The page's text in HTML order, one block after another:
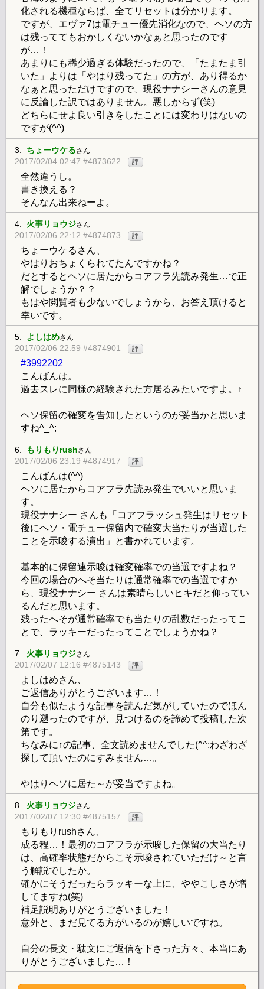
化される機種ならば、全てリセットは分かります。
ですが、エヴァ7は電チュー優先消化なので、ヘソの方
は残っててもおかしくないかなぁと思ったのです
が…！
あまりにも稀少過ぎる体験だったので、「たまたま引
いた」よりは「やはり残ってた」の方が、あり得るか
なぁと思っただけですので、現役ナナシーさんの意見
に反論した訳ではありません。悪しからず(笑)
どちらにせよ良い引きをしたことには変わりはないの
ですが(^^)
3. ちょーウケるさん
2017/02/04 02:47 #4873622 評
全然違うし。
書き換える？
そんなん出来ねーよ。
4. 火事リョウジさん
2017/02/06 22:12 #4874873 評
ちょーウケるさん、
やはりおちょくられてたんですかね？
だとするとヘソに居たからコアフラ先読み発生…で正
解でしょうか？？
もはや閲覧者も少ないでしょうから、お答え頂けると
幸いです。
5. よしはめさん
2017/02/06 22:59 #4874901 評
#3992202
こんばんは。
過去スレに同様の経験された方居るみたいですよ。↑
ヘソ保留の確変を告知したというのが妥当かと思いま
すね^_^;
6. もりもりrushさん
2017/02/06 23:19 #4874917 評
こんばんは(^^)
ヘソに居たからコアフラ先読み発生でいいと思いま
す。
現役ナナシー さんも「コアフラッシュ発生はリセット
後にヘソ・電チュー保留内で確変大当たりが当選した
ことを示唆する演出」と書かれています。
基本的に保留連示唆は確変確率での当選ですよね？
今回の場合のへそ当たりは通常確率での当選ですか
ら、現役ナナシー さんは素晴らしいヒキだと仰ってい
るんだと思います。
残ったへそが通常確率でも当たりの乱数だったってこ
とで、ラッキーだったってことでしょうかね？
7. 火事リョウジさん
2017/02/07 12:16 #4875143 評
よしはめさん、
ご返信ありがとうございます…！
自分も似たような記事を読んだ気がしていたのでほん
のり遡ったのですが、見つけるのを諦めて投稿した次
第です。
ちなみに↑の記事、全文読めませんでした(^^;わざわざ
探して頂いたのにすみません…。
やはりヘソに居た～が妥当ですよね。
8. 火事リョウジさん
2017/02/07 12:30 #4875157 評
もりもりrushさん、
成る程…！最初のコアフラが示唆した保留の大当たり
は、高確率状態だからこそ示唆されていただけ～と言
う解説でしたか。
確かにそうだったらラッキーな上に、ややこしさが増
してますね(笑)
補足説明ありがとうございました！
意外と、まだ見てる方がいるのが嬉しいですね。
自分の長文・駄文にご返信を下さった方々、本当にあ
りがとうございました…！